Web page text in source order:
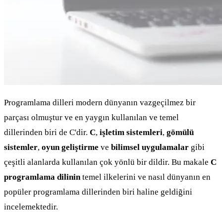
Programlama dilleri modern dünyanın vazgeçilmez bir
parçası olmuştur ve en yaygın kullanılan ve temel
dillerinden biri de C'dir. C, işletim sistemleri, gömülü
sistemler, oyun geliştirme ve bilimsel uygulamalar gibi
çeşitli alanlarda kullanılan çok yönlü bir dildir. Bu makale C
programlama dilinintemel ilkelerini ve nasıl dünyanın en
popüler programlama dillerinden biri haline geldiğini
incelemektedir.